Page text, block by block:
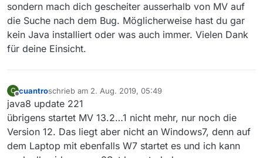
sondern mach dich gescheiter ausserhalb von MV auf
die Suche nach dem Bug. Möglicherweise hast du gar
kein Java installiert oder was auch immer. Vielen Dank
für deine Einsicht.
C
Offline
cuantroschrieb am 2. Aug. 2019, 05:49
zuletzt editiert von
java8 update 221
übrigens startet MV 13.2…1 nicht mehr, nur noch die
Version 12. Das liegt aber nicht an Windows7, denn auf
dem Laptop mit ebenfalls W7 startet es und ich kann